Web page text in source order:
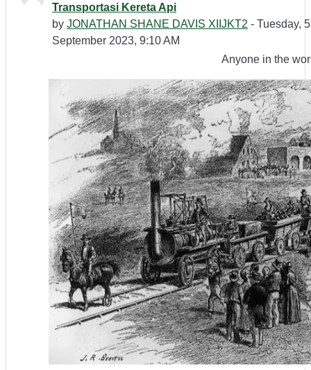
Transportasi Kereta Api
by JONATHAN SHANE DAVIS XIIJKT2 - Tuesday, 5
September 2023, 9:10 AM
Anyone in the